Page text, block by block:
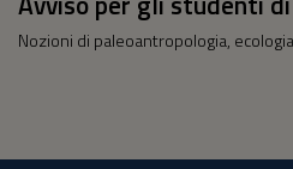
Nozioni di paleoantropologia,